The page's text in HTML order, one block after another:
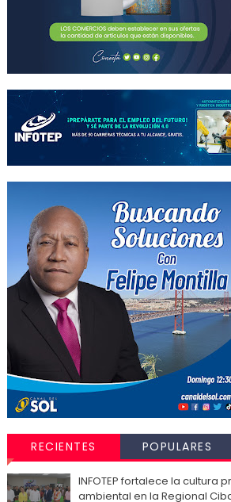
RECIENTES POPULARES
INFOTEP fortalece la cultura
ambiental en la Regional